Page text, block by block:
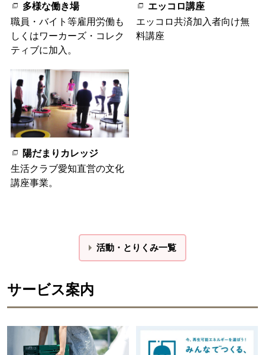
多様な働き場
職員・バイト等雇用労働も
しくはワーカーズ・コレク
ティブに加入。
エッコロ講座
エッコロ共済加入者向け無
料講座
陽だまりカレッジ
生活クラブ愛知直営の文化
講座事業。
活動・とりくみ一覧
サービス案内